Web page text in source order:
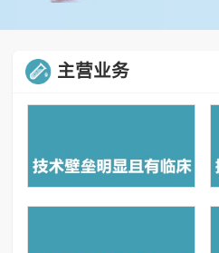
主营业务